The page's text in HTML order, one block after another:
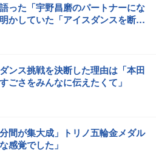
った「宇野昌磨のパートナーにな
かしていた「アイスダンスを断念
ンス挑戦を決断した理由は「本田
ごさをみんなに伝えたくて」
間が集大成」トリノ五輪金メダル
感覚でした」